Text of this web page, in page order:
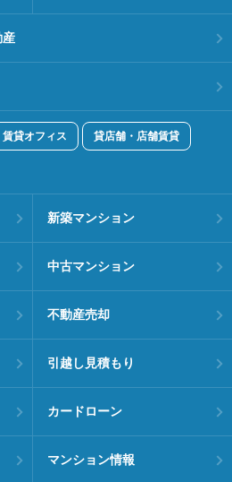
産
貸オフィス 貸店舗・店舗賃貸
新築マンション
中古マンション
不動産売却
引越し見積もり
カードローン
マンション情報